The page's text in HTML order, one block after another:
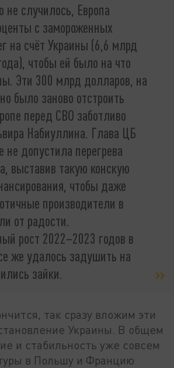
не случилось, Европа
с замороженных
на счёт Украины (6,6 млрд
чтобы ей было на что
Эти 300 млрд долларов, на
было заново отстроить
перед СВО заботливо
Набиуллина. Глава ЦБ
не допустила перегрева
выставив такую конскую
чтобы даже
производители в
от радости.
рост 2022–2023 годов в
же удалось задушить на
зайки.
так сразу вложим эти
Украины. В общем
и стабильность уже совсем
в Польшу и Францию